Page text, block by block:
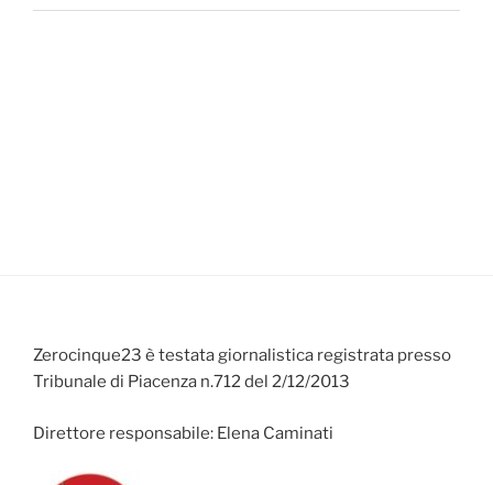
Zerocinque23 è testata giornalistica registrata presso
Tribunale di Piacenza n.712 del 2/12/2013
Direttore responsabile: Elena Caminati